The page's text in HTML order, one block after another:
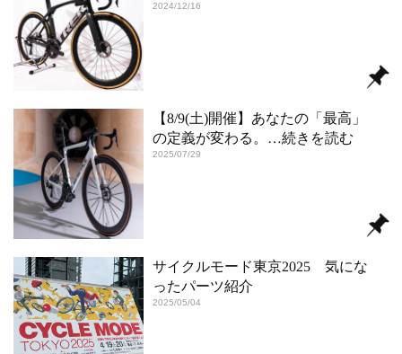
2024/12/16
【8/9(土)開催】あなたの「最高」
の定義が変わる。 …続きを読む
2025/07/29
サイクルモード東京2025 気にな
ったパーツ紹介
2025/05/04